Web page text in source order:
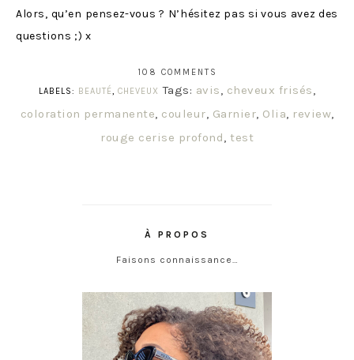
Alors, qu’en pensez-vous ? N’hésitez pas si vous avez des
questions ;) x
108 COMMENTS
LABELS: BEAUTÉ CHEVEUX Tags: avis cheveux frisés
coloration permanente couleur Garnier Olia review
rouge cerise profond test
À PROPOS
Faisons connaissance…